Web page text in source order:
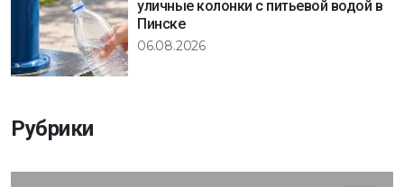
уличные колонки с питьевой водой в
Пинске
06.08.2026
Рубрики